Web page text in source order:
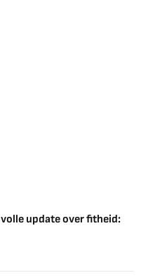
update over fitheid: